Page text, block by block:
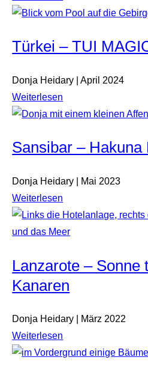
Türkei – TUI
Donja Heidary | April 2024
Weiterlesen
Sansibar – Hakuna
Donja Heidary | Mai 2023
Weiterlesen
Lanzarote – Sonne
Kanaren
Donja Heidary | März 2022
Weiterlesen